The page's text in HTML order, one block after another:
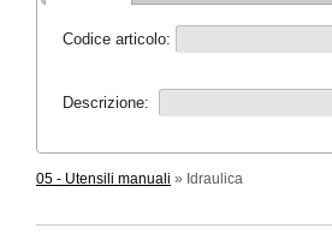
Codice articolo:
Descrizione:
05 - Utensili manuali » Idraulica